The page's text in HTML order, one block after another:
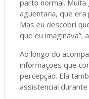
parto normal. Muita
aguentaria, que era
Mas eu descobri
que eu imaginava”,
Ao longo do
informações que
percepção. Ela
assistencial